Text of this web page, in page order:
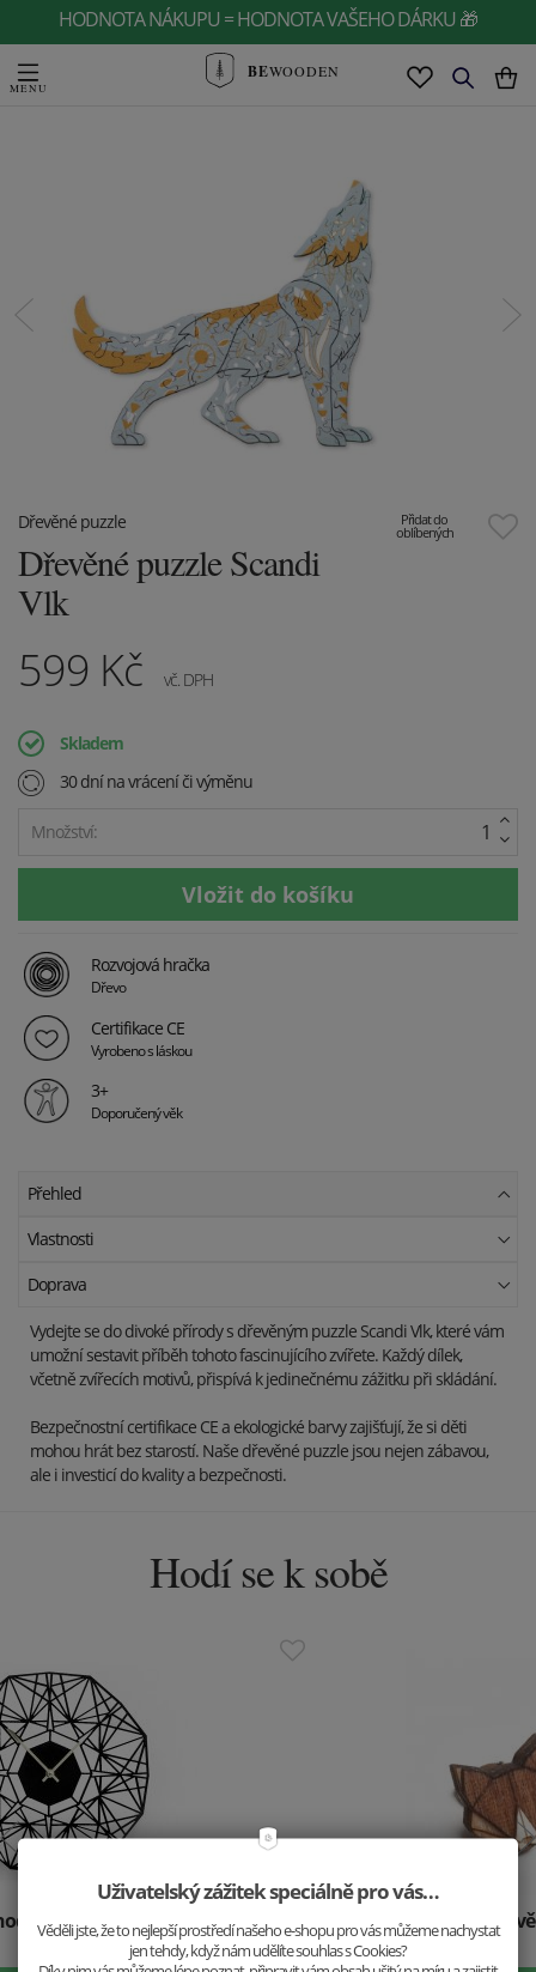
HODNOTA NÁKUPU = HODNOTA VAŠEHO DÁRKU 🎁
BEWOODEN
Přidat do
oblíbených
Dřevěné puzzle
Dřevěné puzzle Scandi
Vlk
599 Kč vč. DPH
Skladem
30 dní na vrácení či výměnu
Množství:
Rozvojová hračka
Dřevo
Certifikace CE
Vyrobeno s láskou
3+
Doporučený věk
Přehled
Vlastnosti
Doprava
Vydejte se do divoké přírody s dřevěným puzzle Scandi Vlk, které vám
umožní sestavit příběh tohoto fascinujícího zvířete. Každý dílek,
včetně zvířecích motivů, přispívá k jedinečnému zážitku při skládání.
Bezpečnostní certifikace CE a ekologické barvy zajišťují, že si děti
mohou hrát bez starostí. Naše dřevěné puzzle jsou nejen zábavou,
ale i investicí do kvality a bezpečnosti.
Hodí se k sobě
Dřevěné náušnice Liška
499 Kč
Uživatelský zážitek speciálně pro vás…
Věděli jste, že to nejlepší prostředí našeho e-shopu pro vás můžeme nachystat
jen tehdy, když nám udělíte souhlas s Cookies?